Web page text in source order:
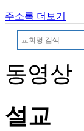
아
신
규
제
휴
주소록 더보기
동영상
설교